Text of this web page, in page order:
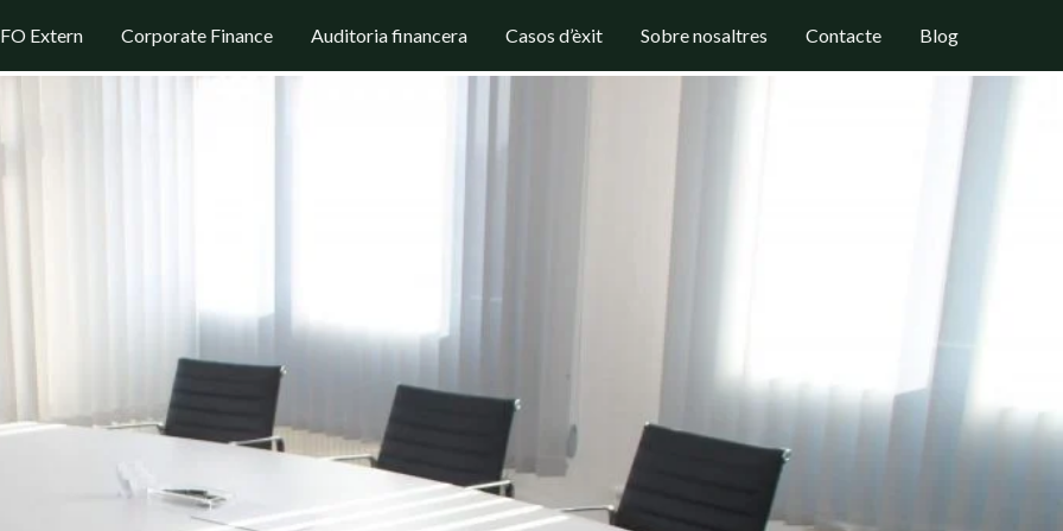
Extern Corporate Finance Auditoria financera Casos d’èxit Sobre nosaltres Contacte Blog